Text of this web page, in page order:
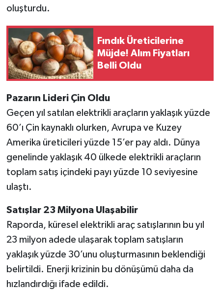
oluşturdu.
Fındık Üreticilerine
Müjde! Alım Fiyatları
Belli Oldu
Pazarın Lideri Çin Oldu
Geçen yıl satılan elektrikli araçların yaklaşık yüzde
60’ı Çin kaynaklı olurken, Avrupa ve Kuzey
Amerika üreticileri yüzde 15’er pay aldı. Dünya
genelinde yaklaşık 40 ülkede elektrikli araçların
toplam satış içindeki payı yüzde 10 seviyesine
ulaştı.
Satışlar 23 Milyona Ulaşabilir
Raporda, küresel elektrikli araç satışlarının bu yıl
23 milyon adede ulaşarak toplam satışların
yaklaşık yüzde 30’unu oluşturmasının beklendiği
belirtildi. Enerji krizinin bu dönüşümü daha da
hızlandırdığı ifade edildi.